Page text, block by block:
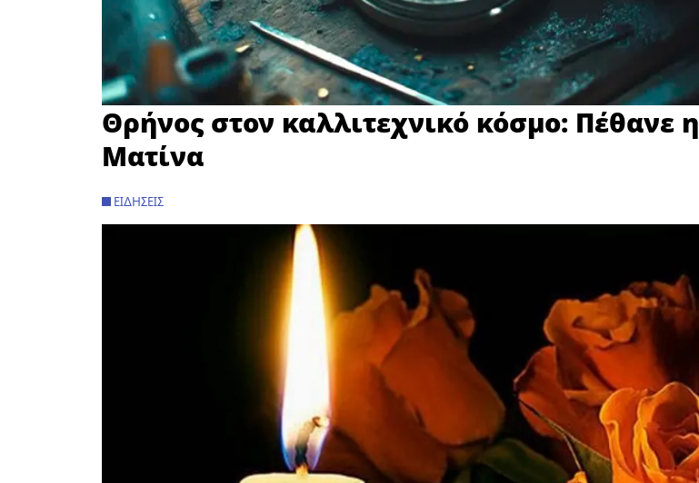
Θρήνος στον καλλιτεχνικό κόσμο: Πέθανε η
Ματίνα
ΕΙΔΉΣΕΙΣ